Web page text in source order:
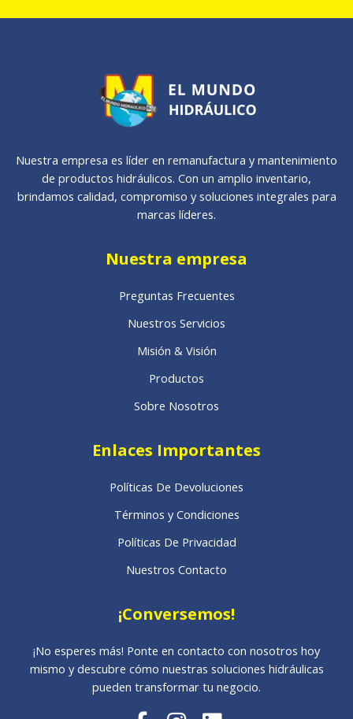
Nuestra empresa es líder en remanufactura y mantenimiento
de productos hidráulicos. Con un amplio inventario,
brindamos calidad, compromiso y soluciones integrales para
marcas líderes.
Nuestra empresa
Preguntas Frecuentes
Nuestros Servicios
Misión & Visión
Productos
Sobre Nosotros
Enlaces Importantes
Políticas De Devoluciones
Términos y Condiciones
Políticas De Privacidad
Nuestros Contacto
¡Conversemos!
¡No esperes más! Ponte en contacto con nosotros hoy
mismo y descubre cómo nuestras soluciones hidráulicas
pueden transformar tu negocio.